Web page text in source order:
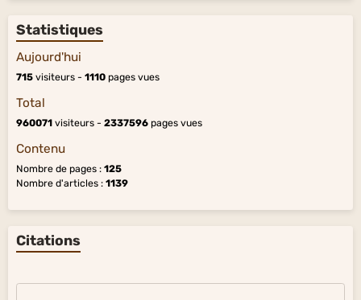
Statistiques
Aujourd'hui
715 visiteurs - 1110 pages vues
Total
960071 visiteurs - 2337596 pages vues
Contenu
Nombre de pages : 125
Nombre d'articles : 1139
Citations